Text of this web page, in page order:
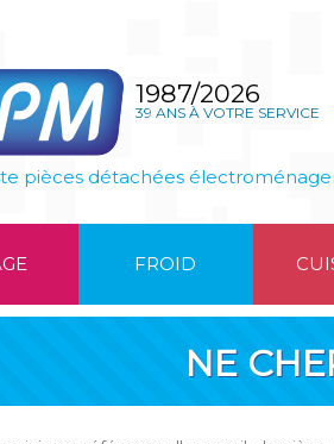
1987/2026
39 ANS À VOTRE SERVICE
pièces détachées
FROID
NE